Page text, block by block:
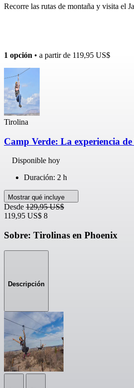
Recorre las rutas de montaña y visita el
1 opción • a partir de 119,95 US$
Tirolina
Camp Verde: La experiencia
Disponible hoy
Duración: 2 h
Mostrar qué incluye
Desde 129,95 US$
119,95 US$ 8
Sobre: Tirolinas en Phoenix
Descripción